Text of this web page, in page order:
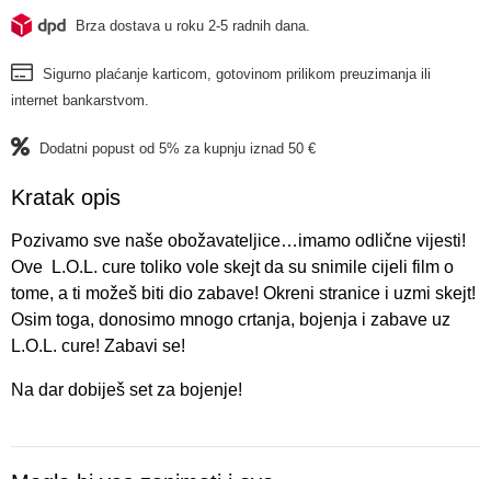
Brza dostava u roku 2-5 radnih dana.
Sigurno plaćanje karticom, gotovinom prilikom preuzimanja ili
internet bankarstvom.
Dodatni popust od 5% za kupnju iznad 50 €
Kratak opis
Pozivamo sve naše obožavateljice…imamo odlične vijesti!
Ove L.O.L. cure toliko vole skejt da su snimile cijeli film o
tome, a ti možeš biti dio zabave! Okreni stranice i uzmi skejt!
Osim toga, donosimo mnogo crtanja, bojenja i zabave uz
L.O.L. cure! Zabavi se!
Na dar dobiješ set za bojenje!